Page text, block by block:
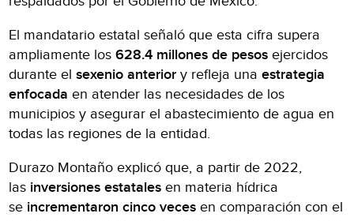
El mandatario estatal señaló que esta cifra supera
ampliamente los628.4 millones de pesos ejercidos
durante elsexenio anterior y refleja unaestrategia
enfocada en atender las necesidades de los
municipios y asegurar el abastecimiento de agua en
todas las regiones de la entidad.
Durazo Montaño explicó que, a partir de 2022,
las inversiones estatales en materia hídrica
se incrementaron cinco veces en comparación con el